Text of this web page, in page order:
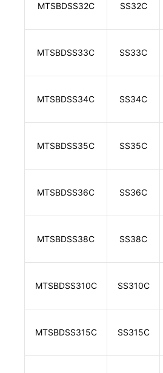
MTSBDSS32C SS32C
MTSBDSS33C SS33C
MTSBDSS34C SS34C
MTSBDSS35C SS35C
MTSBDSS36C SS36C
MTSBDSS38C SS38C
MTSBDSS310C SS310C
MTSBDSS315C SS315C